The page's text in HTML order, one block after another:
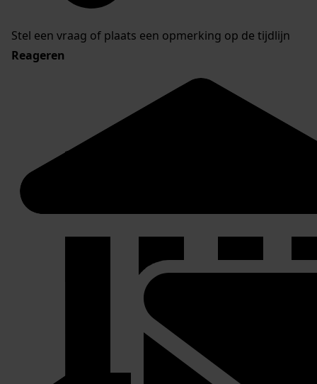
Stel een vraag of plaats een opmerking op de tijdlijn
Reageren